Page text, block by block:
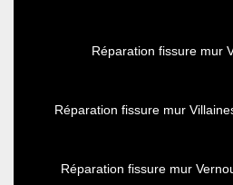
Réparation fissure mur
Réparation fissure mur
Réparation fissure mur